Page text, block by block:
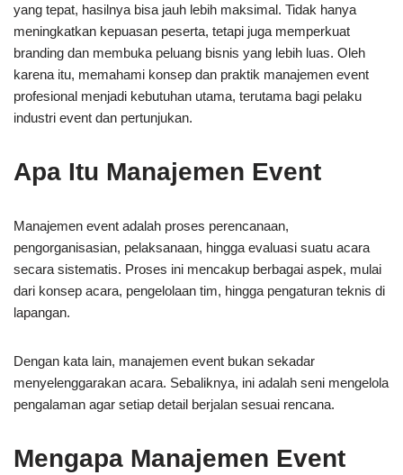
yang tepat, hasilnya bisa jauh lebih maksimal. Tidak hanya
meningkatkan kepuasan peserta, tetapi juga memperkuat
branding dan membuka peluang bisnis yang lebih luas. Oleh
karena itu, memahami konsep dan praktik manajemen event
profesional menjadi kebutuhan utama, terutama bagi pelaku
industri event dan pertunjukan.
Apa Itu Manajemen Event
Manajemen event adalah proses perencanaan,
pengorganisasian, pelaksanaan, hingga evaluasi suatu acara
secara sistematis. Proses ini mencakup berbagai aspek, mulai
dari konsep acara, pengelolaan tim, hingga pengaturan teknis di
lapangan.
Dengan kata lain, manajemen event bukan sekadar
menyelenggarakan acara. Sebaliknya, ini adalah seni mengelola
pengalaman agar setiap detail berjalan sesuai rencana.
Mengapa Manajemen Event